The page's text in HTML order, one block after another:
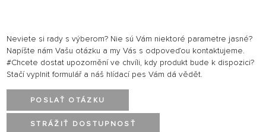
Neviete si rady s výberom? Nie sú Vám niektoré parametre jasné?
Napíšte nám Vašu otázku a my Vás s odpoveďou kontaktujeme.
#Chcete dostat upozornění ve chvíli, kdy produkt bude k dispozici?
Stačí vyplnit formulář a náš hlídací pes Vám dá vědět.
POSLAŤ OTÁZKU
STRÁŽIŤ DOSTUPNOSŤ